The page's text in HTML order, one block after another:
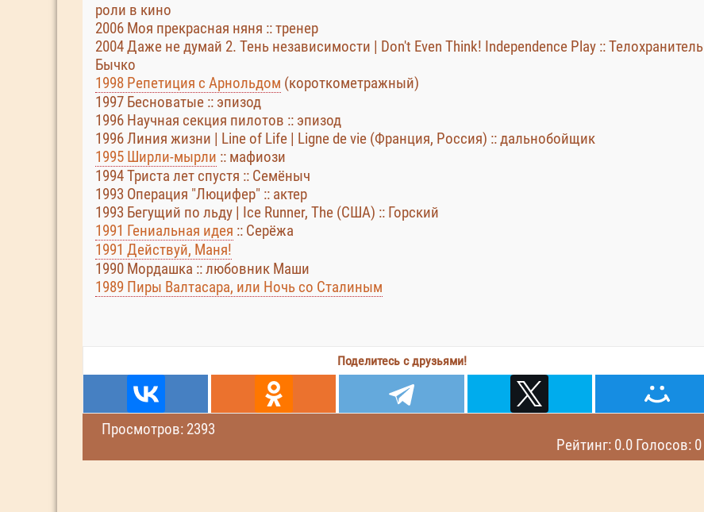
роли в кино
2006 Моя прекрасная няня :: тренер
2004 Даже не думай 2. Тень независимости | Don't Even Think! Independence Play :: Телохранитель
Бычко
1998 Репетиция с Арнольдом (короткометражный)
1997 Бесноватые :: эпизод
1996 Научная секция пилотов :: эпизод
1996 Линия жизни | Line of Life | Ligne de vie (Франция, Россия) :: дальнобойщик
1995 Ширли-мырли :: мафиози
1994 Триста лет спустя :: Семёныч
1993 Операция "Люцифер" :: актер
1993 Бегущий по льду | Ice Runner, The (США) :: Горский
1991 Гениальная идея :: Серёжа
1991 Действуй, Маня!
1990 Мордашка :: любовник Маши
1989 Пиры Валтасара, или Ночь со Сталиным
Поделитесь с друзьями!
Просмотров: 2393
Рейтинг: 0.0 Голосов: 0